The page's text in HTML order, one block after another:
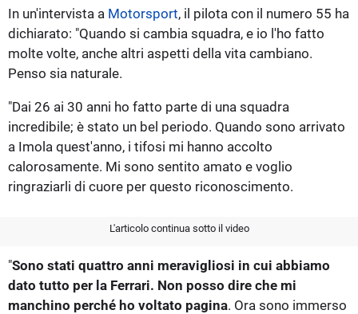
In un'intervista a Motorsport, il pilota con il numero 55 ha
dichiarato: "Quando si cambia squadra, e io l'ho fatto
molte volte, anche altri aspetti della vita cambiano.
Penso sia naturale.
"Dai 26 ai 30 anni ho fatto parte di una squadra
incredibile; è stato un bel periodo. Quando sono arrivato
a Imola quest'anno, i tifosi mi hanno accolto
calorosamente. Mi sono sentito amato e voglio
ringraziarli di cuore per questo riconoscimento.
L'articolo continua sotto il video
"Sono stati quattro anni meravigliosi in cui abbiamo
dato tutto per la Ferrari. Non posso dire che mi
manchino perché ho voltato pagina. Ora sono immerso